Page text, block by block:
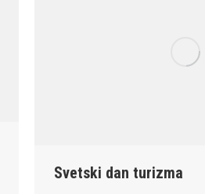
Svetski dan turizma